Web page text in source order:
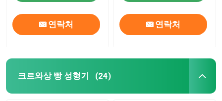
연락처 연락처
크르와상 빵 성형기 (24)